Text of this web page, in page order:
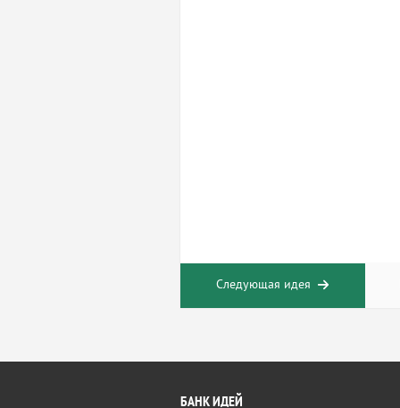
Следующая идея
БАНК ИДЕЙ